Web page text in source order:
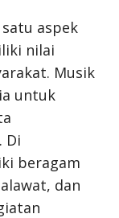
aspek
nilai
Musik
untuk
Di
beragam
dan